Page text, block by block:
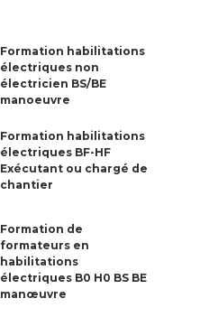
Formation habilitations
électriques non
électricien BS/BE
manoeuvre
Formation habilitations
électriques BF-HF
Exécutant ou chargé de
chantier
Formation de
formateurs en
habilitations
électriques B0 H0 BS BE
manœuvre